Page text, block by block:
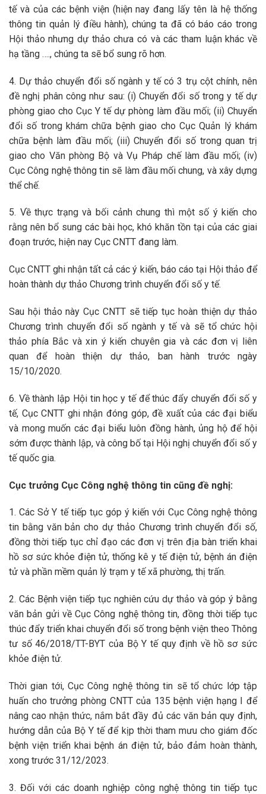
tế và của các bệnh viện (hiện nay đang lấy tên là hệ thống
thông tin quản lý điều hành), chúng ta đã có báo cáo trong
Hội thảo nhưng dự thảo chưa có và các tham luận khác về
hạ tầng …., chúng ta sẽ bổ sung rõ hơn.
4. Dự thảo chuyển đổi số ngành y tế có 3 trụ cột chính, nên
đề nghị phân công như sau: (i) Chuyển đổi số trong y tế dự
phòng giao cho Cục Y tế dự phòng làm đầu mối; (ii) Chuyển
đổi số trong khám chữa bệnh giao cho Cục Quản lý khám
chữa bệnh làm đầu mối; (iii) Chuyển đổi số trong quan trị
giao cho Văn phòng Bộ và Vụ Pháp chế làm đầu mối; (iv)
Cục Công nghệ thông tin sẽ làm đầu mối chung, và xây dựng
thể chế.
5. Về thực trạng và bối cảnh chung thì một số ý kiến cho
rằng nên bổ sung các bài học, khó khăn tồn tại của các giai
đoạn trước, hiện nay Cục CNTT đang làm.
Cục CNTT ghi nhận tất cả các ý kiến, báo cáo tại Hội thảo để
hoàn thành dự thảo Chương trình chuyển đổi số y tế.
Sau hội thảo này Cục CNTT sẽ tiếp tục hoàn thiện dự thảo
Chương trình chuyển đổi số ngành y tế và sẽ tổ chức hội
thảo phía Bắc và xin ý kiến chuyên gia và các đơn vị liên
quan để hoàn thiện dự thảo, ban hành trước ngày
15/10/2020.
6. Về thành lập Hội tin học y tế để thúc đẩy chuyển đổi số y
tế, Cục CNTT ghi nhận đóng góp, đề xuất của các đại biểu
và mong muốn các đại biểu luôn đồng hành, ủng hộ để hội
sớm được thành lập, và công bố tại Hội nghị chuyển đổi số y
tế quốc gia.
Cục trưởng Cục Công nghệ thông tin cũng đề nghị:
1. Các Sở Y tế tiếp tục góp ý kiến với Cục Công nghệ thông
tin bằng văn bản cho dự thảo Chương trình chuyển đổi số,
đồng thời tiếp tục chỉ đạo các đơn vị trên địa bàn triển khai
hồ sơ sức khỏe điện tử, thống kê y tế điện tử, bệnh án điện
tử và phần mềm quản lý trạm y tế xã phường, thị trấn.
2. Các Bệnh viện tiếp tục nghiên cứu dự thảo và góp ý bằng
văn bản gửi về Cục Công nghệ thông tin, đồng thời tiếp tục
thúc đẩy triển khai chuyển đổi số trong bệnh viện theo Thông
tư số 46/2018/TT-BYT của Bộ Y tế quy định về hồ sơ sức
khỏe điện tử.
Thời gian tới, Cục Công nghệ thông tin sẽ tổ chức lớp tập
huấn cho trưởng phòng CNTT của 135 bệnh viện hạng I để
nâng cao nhận thức, nắm bắt đầy đủ các văn bản quy định,
hướng dẫn của Bộ Y tế để kịp thời tham mưu cho giám đốc
bệnh viện triển khai bệnh án điện tử, bảo đảm hoàn thành,
xong trước 31/12/2023.
3. Đối với các doanh nghiệp công nghệ thông tin tiếp tục